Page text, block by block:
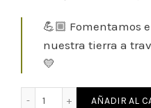
💪🏼 Fomentamos
nuestra tierra a
💛
'Coca' de embutido
AÑADIR AL